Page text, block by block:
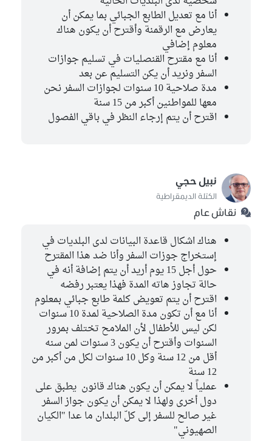
أنا مع تعديل الطابع الجبائي بما يمكن أن
يعارض مع الرقمنة وأقترح أن يكون هناك
معلوم إضافي
أنا مع مقترح القنصليات في تسليم جوازات
السفر ونريد أن يكن التسليم عن بعد
مدة صلاحية 10 سنوات لجوازات السفر نحن
معها للمواطنين أكبر من 15 سنة
اقترح أن يتم إرجاء النظر في باقي الفصول
نبيل حجي
الكتلة الديمقراطية
نقاش عام
هناك اشكال قاعدة البيانات لدى البلديات في
إستخراج جوزات السفر وأنا ضد هذا المقترح
حول أجل 15 يوم أريد أن يتم إضافة أنه في
حالة تجاوز هاته المدة فهذا يعتبر رفضه
اقترح أن يتم تعويض كلمة طابع جبائي بمعلوم
أنا مع أن تكون مدة الصلاحية لمدة 10 سنوات
لكن ليس للأطفال لأن الملامح تختلف بمرور
السنوات وأقترح أن يكون 3 سنوات لمن سنه
أقل من 12 سنة وكل 10 سنوات لكل من أكبر من
12 سنة
عملياً لا يمكن أن يكون هناك قانون يطبق على
دول أخرى ولهذا لا يمكن أن يكون جواز السفر
غير صالح للسفر إلى كلّ البلدان ما عدا "الكيان
الصهيوني"